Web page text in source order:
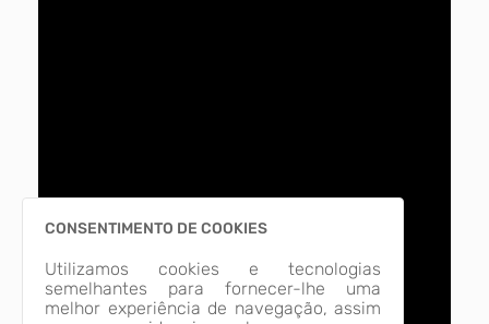
CONSENTIMENTO DE COOKIES
Utilizamos cookies e tecnologias
semelhantes para fornecer-lhe uma
melhor experiência de navegação, assim